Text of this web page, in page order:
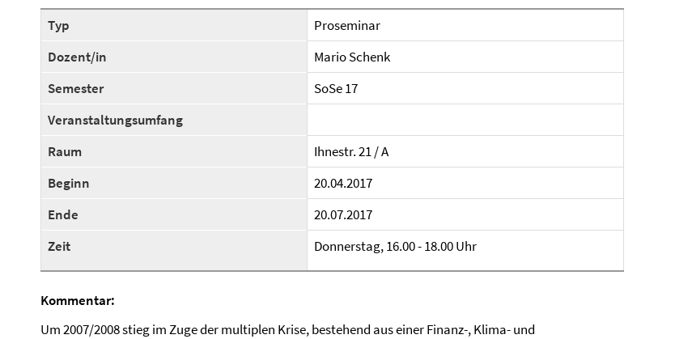
Typ
Proseminar
Dozent/in
Mario Schenk
Semester
SoSe 17
Veranstaltungsumfang
Raum
Ihnestr. 21 / A
Beginn
20.04.2017
Ende
20.07.2017
Zeit
Donnerstag, 16.00 - 18.00 Uhr
Kommentar:
Um 2007/2008 stieg im Zuge der multiplen Krise, bestehend aus einer Finanz-, Klima- und